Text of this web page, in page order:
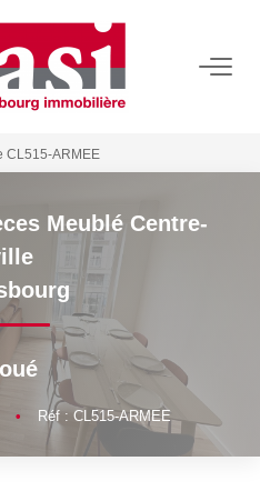
Votre Bien
Annonces
Locataire
CL515-ARMEE
Meublé Centre-
• Réf : CL515-ARMEE